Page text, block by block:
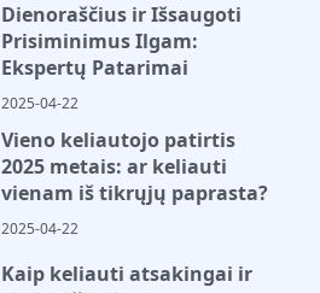
Dienoraščius ir Išsaugoti
Prisiminimus Ilgam:
Ekspertų Patarimai
2025-04-22
Vieno keliautojo patirtis
2025 metais: ar keliauti
vienam iš tikrųjų paprasta?
2025-04-22
Kaip keliauti atsakingai ir